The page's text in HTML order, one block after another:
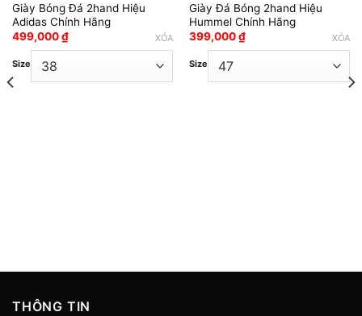
Add to wishlist
Giày Bóng Đá 2hand Hiệu
Adidas Chính Hãng
499,000₫
Size
XÓA
Add to wishlist
Giày Đá Bóng 2hand Hiệu
Hummel Chính Hãng
399,000₫
Size
XÓA
THÔNG TIN